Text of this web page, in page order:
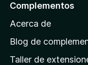
p
á
Complementos
Acerca de
Blog de
Taller de